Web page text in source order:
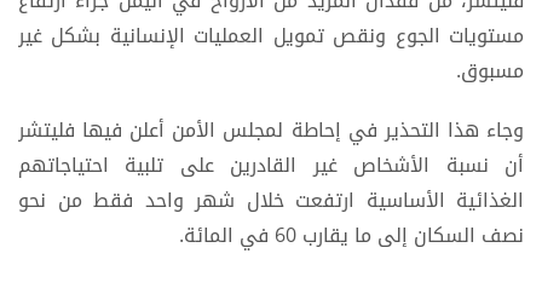
مستويات الجوع ونقص تمويل العمليات الإنسانية بشكل غير
مسبوق.
وجاء هذا التحذير في إحاطة لمجلس الأمن أعلن فيها فليتشر
أن نسبة الأشخاص غير القادرين على تلبية احتياجاتهم
الغذائية الأساسية ارتفعت خلال شهر واحد فقط من نحو
نصف السكان إلى ما يقارب 60 في المائة.